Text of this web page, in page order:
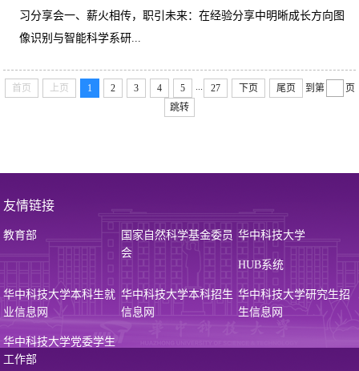
习分享会一、薪火相传，职引未来：在经验分享中明晰成长方向图
像识别与智能科学系研...
首页 上页 1 2 3 4 5 ... 27 下页 尾页 到第
页
跳转
友情链接
教育部
国家自然科学基金委员
会
华中科技大学
HUB系统
华中科技大学本科生就
业信息网
华中科技大学本科招生
信息网
华中科技大学研究生招
生信息网
华中科技大学党委学生
工作部